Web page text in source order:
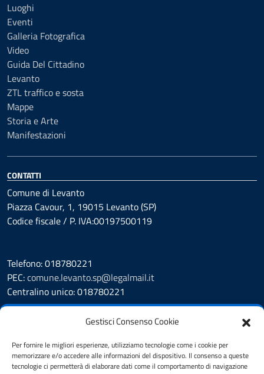
Gestisci Consenso Cookie
Per fornire le migliori esperienze, utilizziamo tecnologie come i cookie per
memorizzare e/o accedere alle informazioni del dispositivo. Il consenso a queste
tecnologie ci permetterà di elaborare dati come il comportamento di navigazione
Luoghi
Eventi
Galleria Fotografica
Video
Guida Del Cittadino
Levanto
ZTL traffico e sosta
Mappe
Storia e Arte
Manifestazioni
CONTATTI
Comune di Levanto
Piazza Cavour, 1, 19015 Levanto (SP)
Codice fiscale / P. IVA:00197500119
Telefono: 018780221
PEC:comune.levanto.sp@legalmail.it
Centralino unico: 018780221
Prenotazione appuntamento
Segnalazione disservizio
Whistleblowing